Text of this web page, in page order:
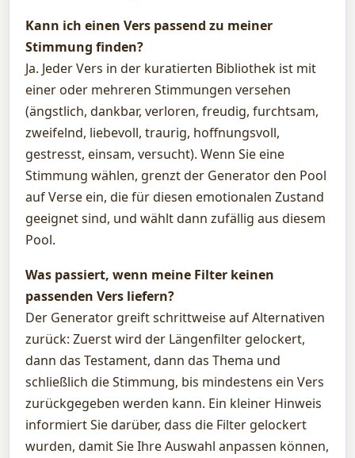
Kann ich einen Vers passend zu meiner
Stimmung finden?
Ja. Jeder Vers in der kuratierten Bibliothek ist mit
einer oder mehreren Stimmungen versehen
(ängstlich, dankbar, verloren, freudig, furchtsam,
zweifelnd, liebevoll, traurig, hoffnungsvoll,
gestresst, einsam, versucht). Wenn Sie eine
Stimmung wählen, grenzt der Generator den Pool
auf Verse ein, die für diesen emotionalen Zustand
geeignet sind, und wählt dann zufällig aus diesem
Pool.
Was passiert, wenn meine Filter keinen
passenden Vers liefern?
Der Generator greift schrittweise auf Alternativen
zurück: Zuerst wird der Längenfilter gelockert,
dann das Testament, dann das Thema und
schließlich die Stimmung, bis mindestens ein Vers
zurückgegeben werden kann. Ein kleiner Hinweis
informiert Sie darüber, dass die Filter gelockert
wurden, damit Sie Ihre Auswahl anpassen können,